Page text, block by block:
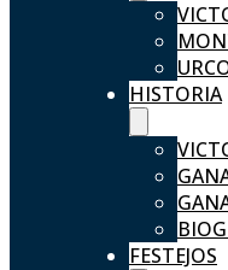
HISTORIA
FESTEJOS